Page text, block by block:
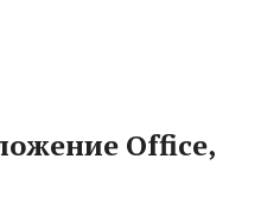
Office,